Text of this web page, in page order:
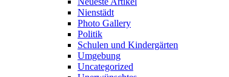
Nienstädt
Photo Gallery
Politik
Schulen und Kindergärten
Umgebung
Uncategorized